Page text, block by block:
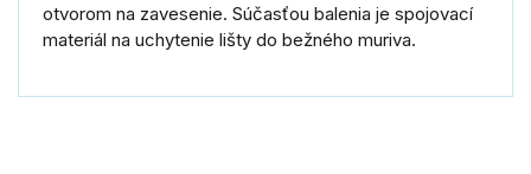
otvorom na zavesenie. Súčasťou balenia je spojovací
materiál na uchytenie lišty do bežného muriva.